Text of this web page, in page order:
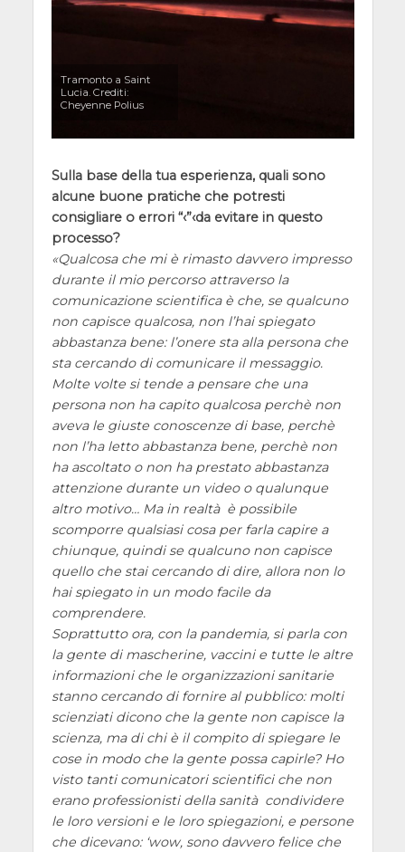
Tramonto a Saint
Lucia. Crediti:
Cheyenne Polius
Sulla base della tua esperienza, quali sono
alcune buone pratiche che potresti
consigliare o errori “‹”‹da evitare in questo
processo?
Qualcosa che mi è rimasto davvero impresso
durante il mio percorso attraverso la
comunicazione scientifica è che, se qualcuno
non capisce qualcosa, non l’hai spiegato
abbastanza bene: l’onere sta alla persona che
sta cercando di comunicare il messaggio.
Molte volte si tende a pensare che una
persona non ha capito qualcosa perchè non
aveva le giuste conoscenze di base, perchè
non l’ha letto abbastanza bene, perchè non
ha ascoltato o non ha prestato abbastanza
attenzione durante un video o qualunque
altro motivo… Ma in realtà è possibile
scomporre qualsiasi cosa per farla capire a
chiunque, quindi se qualcuno non capisce
quello che stai cercando di dire, allora non lo
hai spiegato in un modo facile da
comprendere.
Soprattutto ora, con la pandemia, si parla con
la gente di mascherine, vaccini e tutte le altre
informazioni che le organizzazioni sanitarie
stanno cercando di fornire al pubblico: molti
scienziati dicono che la gente non capisce la
scienza, ma di chi è il compito di spiegare le
cose in modo che la gente possa capirle? Ho
visto tanti comunicatori scientifici che non
erano professionisti della sanità condividere
le loro versioni e le loro spiegazioni, e persone
che dicevano: wow, sono davvero felice che